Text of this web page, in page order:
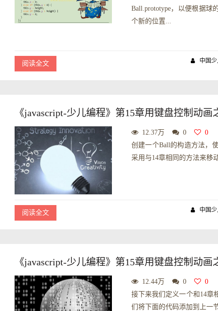
Ball.prototype，以便根据球
个新的位置...
阅读全文 中国
《javascript-少儿编程》第15章用键盘控制动
12.37万 0 0
创建一个Ball的构造方法，
采用与14章相同的方法来移
阅读全文 中国
《javascript-少儿编程》第15章用键盘控制动画
12.44万 0 0
接下来我们定义一个和14章
们将下面的代码添加到上一